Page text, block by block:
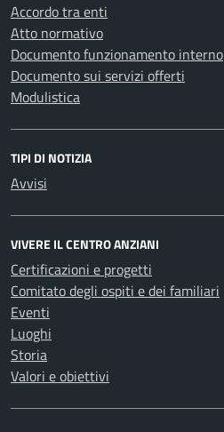
Accordo tra enti
Atto normativo
Documento funzionamento interno
Documento sui servizi offerti
Modulistica
TIPI DI NOTIZIA
Avvisi
VIVERE IL CENTRO ANZIANI
Certificazioni e progetti
Comitato degli ospiti e dei familiari
Eventi
Luoghi
Storia
Valori e obiettivi